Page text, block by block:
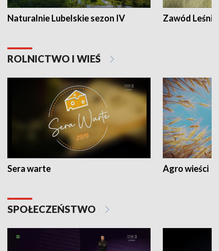
Naturalnie Lubelskie sezon IV Zawód Leśnik
ROLNICTWO I WIEŚ
Sera warte Agro wieści
SPOŁECZEŃSTWO